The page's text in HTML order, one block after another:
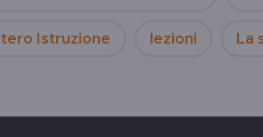
Istruzione lezioni La